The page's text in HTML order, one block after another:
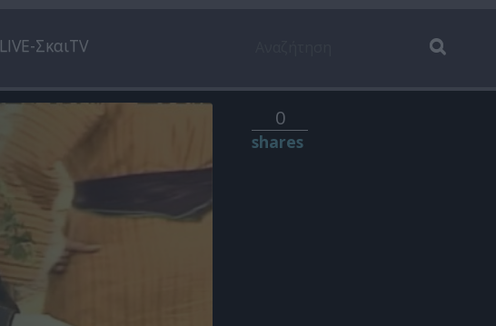
LIVE-ΣκαιTV
0
shares